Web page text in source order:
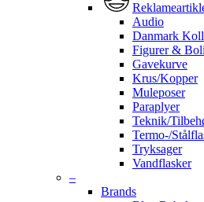
Audio
Danmark
Figurer &
Gavekurve
Krus/Kopper
Muleposer
Paraplyer
Teknik/
Termo-/
Tryksager
Vandflasker
–
Brands